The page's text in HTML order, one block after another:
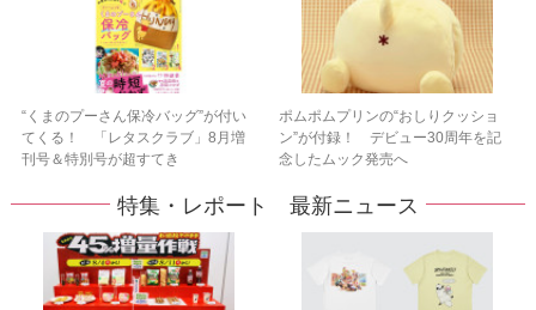
“くまのプーさん保冷バッグ”が付い
てくる！ 「レタスクラブ」8月増
刊号＆特別号が超すてき
ポムポムプリンの“おしりクッショ
ン”が付録！ デビュー30周年を記
念したムック発売へ
特集・レポート 最新ニュース